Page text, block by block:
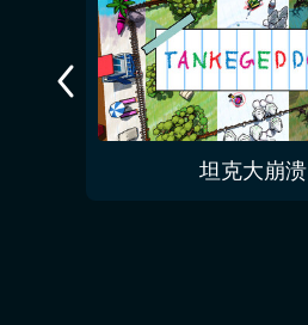
坦克大崩溃